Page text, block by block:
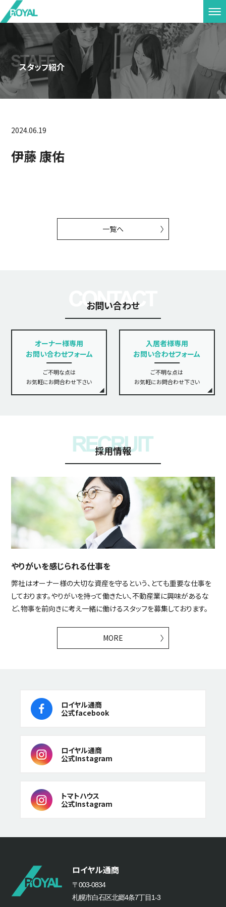
スタッフ紹介
伊藤 康佑
2024.06.19
一覧へ
お問い合わせ
オーナー様専用
お問い合わせフォーム
ご不明な点は
お気軽にお問合わせ下さい
入居者様専用
お問い合わせフォーム
ご不明な点は
お気軽にお問合わせ下さい
採用情報
やりがいを感じられる仕事を
弊社はオーナー様の大切な資産を守るという、とても重要な仕事を
しております。やりがいを持って働きたい、不動産業に興味があるな
ど、物事を前向きに考え一緒に働けるスタッフを募集しております。
MORE
ロイヤル通商
公式facebook
ロイヤル通商
公式Instagram
トマトハウス
公式Instagram
ロイヤル通商
〒003-0834
札幌市白石区北郷4条7丁目1-3